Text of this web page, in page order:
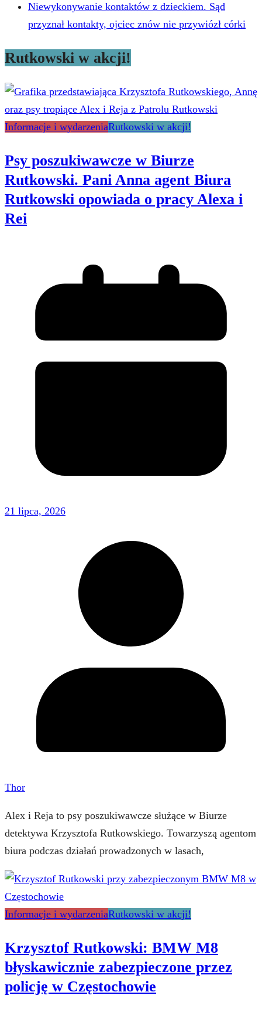
Niewykonywanie kontaktów z dzieckiem. Sąd
przyznał kontakty, ojciec znów nie przywiózł córki
Rutkowski w akcji!
Informacje i wydarzeniaRutkowski w akcji!
Psy poszukiwawcze w Biurze
Rutkowski. Pani Anna agent Biura
Rutkowski opowiada o pracy Alexa i
Rei
21 lipca, 2026
Thor
Alex i Reja to psy poszukiwawcze służące w Biurze
detektywa Krzysztofa Rutkowskiego. Towarzyszą agentom
biura podczas działań prowadzonych w lasach,
Informacje i wydarzeniaRutkowski w akcji!
Krzysztof Rutkowski: BMW M8
błyskawicznie zabezpieczone przez
policję w Częstochowie